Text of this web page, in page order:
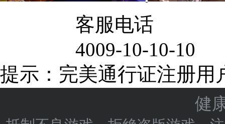
客服电话
4009-10-10-10
提示：完美通行证注册用
健